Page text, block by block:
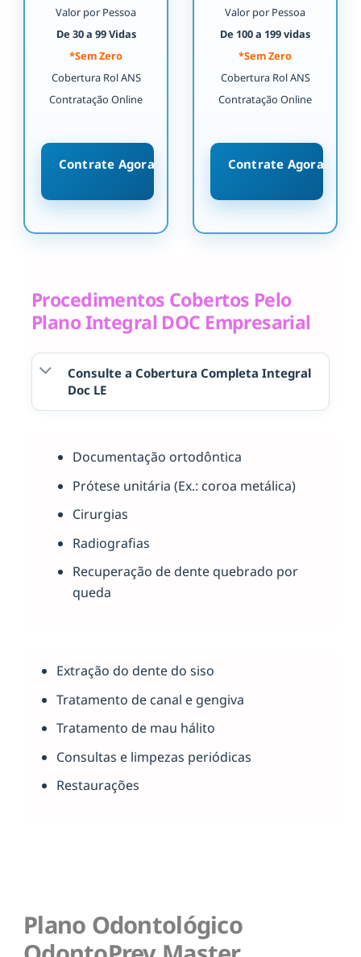
Valor por Pessoa
De 30 a 99 Vidas
*Sem Zero
Cobertura Rol ANS
Contratação Online
Contrate Agora
Valor por Pessoa
De 100 a 199 vidas
*Sem Zero
Cobertura Rol ANS
Contratação Online
Contrate Agora
Procedimentos Cobertos Pelo
Plano Integral DOC Empresarial
Consulte a Cobertura Completa Integral
Doc LE
Documentação ortodôntica
Prótese unitária (Ex.: coroa metálica)
Cirurgias
Radiografias
Recuperação de dente quebrado por
queda
Extração do dente do siso
Tratamento de canal e gengiva
Tratamento de mau hálito
Consultas e limpezas periódicas
Restaurações
Plano Odontológico